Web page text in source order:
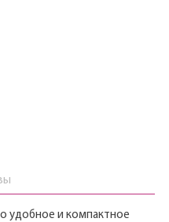
удобное и компактное